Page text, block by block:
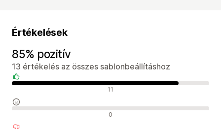
Értékelések
85% pozitív
13 értékelés az összes sablonbeállításhoz
Pozitív értékelések 11
Semleges értékelések 0